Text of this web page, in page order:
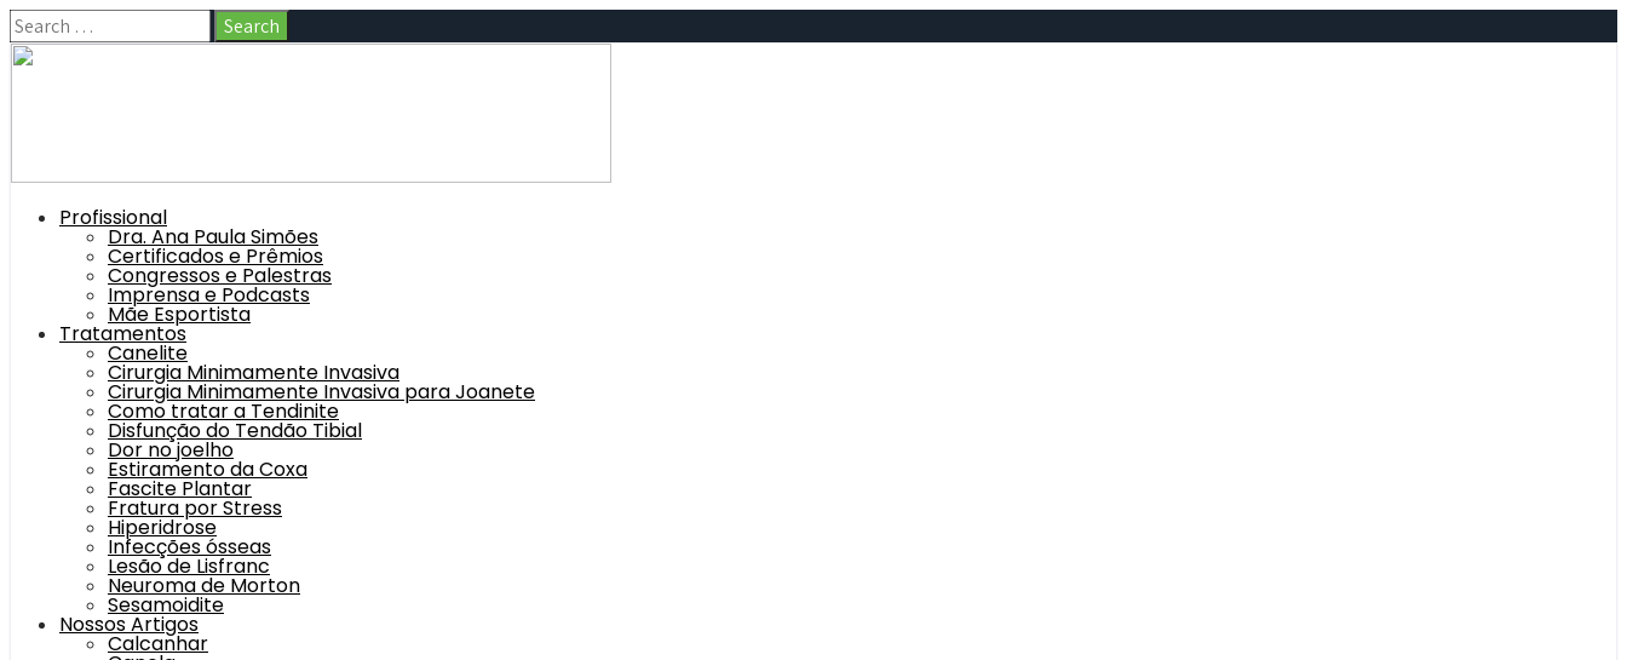
Profissional
Dra. Ana Paula Simões
Certificados e Prêmios
Congressos e Palestras
Imprensa e Podcasts
Mãe Esportista
Tratamentos
Canelite
Cirurgia Minimamente Invasiva
Cirurgia Minimamente Invasiva para Joanete
Como tratar a Tendinite
Disfunção do Tendão Tibial
Dor no joelho
Estiramento da Coxa
Fascite Plantar
Fratura por Stress
Hiperidrose
Infecções ósseas
Lesão de Lisfranc
Neuroma de Morton
Sesamoidite
Nossos Artigos
Calcanhar